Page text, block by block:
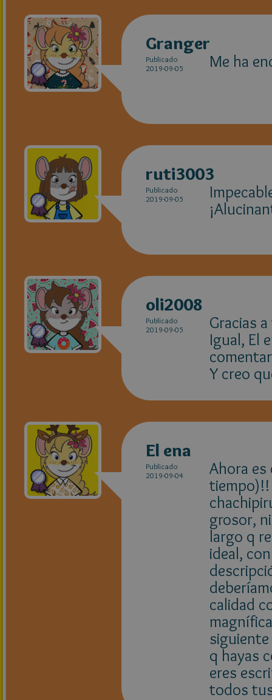
Granger
Publicado
2019-09-05
Me ha
ruti3003
Publicado
2019-09-05
oli2008
Publicado
2019-09-05
Gracias
Igual, El
Y creo
El ena
Publicado
2019-09-04
Ahora
tiempo)!!
grosor,
largo q
ideal,
calidad
q hayas
eres
todos